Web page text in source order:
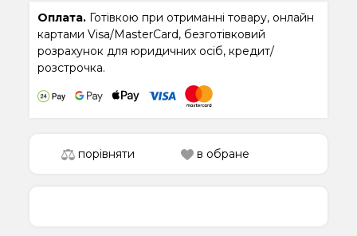
Оплата. Готівкою при отриманні товару, онлайн
картами Visa/MasterCard, безготівковий
розрахунок для юридичних осіб, кредит/
розстрочка.
порівняти в обране